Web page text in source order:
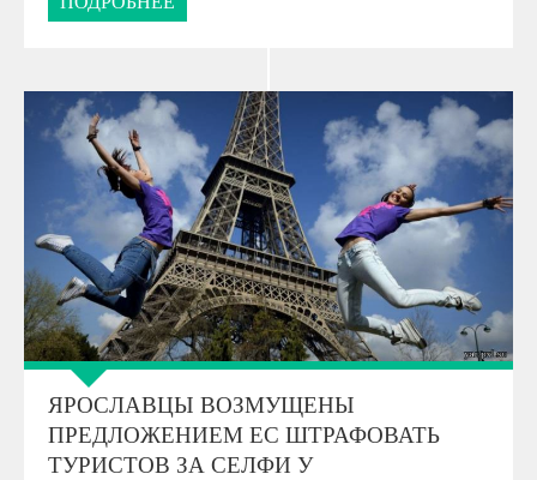
ЯРОСЛАВЦЫ ВОЗМУЩЕНЫ
ПРЕДЛОЖЕНИЕМ ЕС ШТРАФОВАТЬ
ТУРИСТОВ ЗА СЕЛФИ У